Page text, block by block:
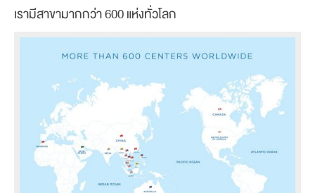
เรามีสาขามากกว่า 600 แห่งทั่วโลก